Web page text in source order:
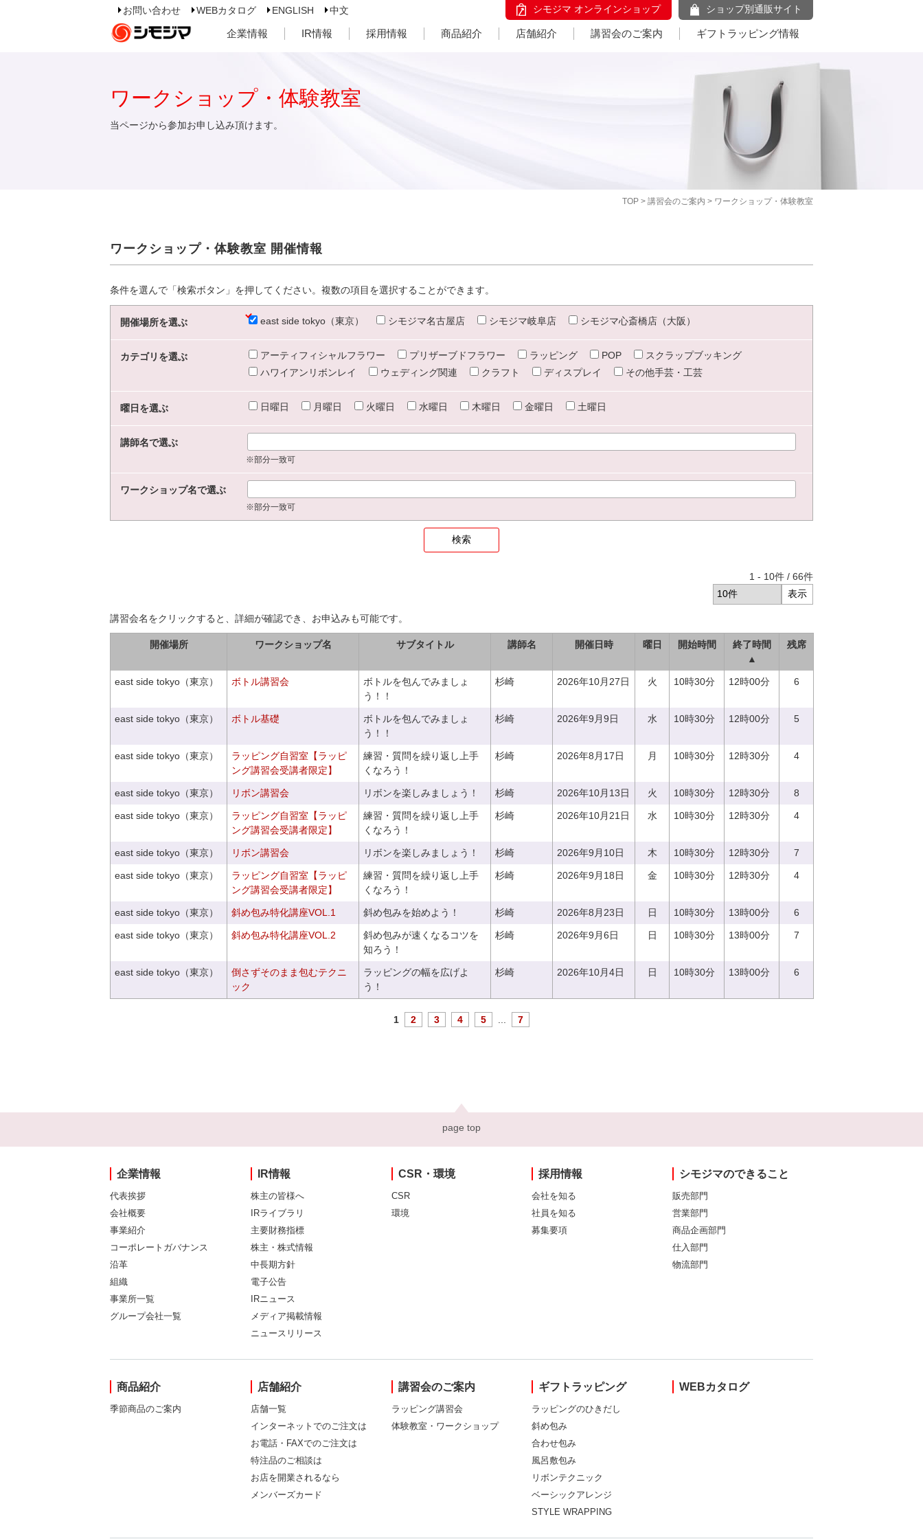
お問い合わせ WEBカタログ ENGLISH 中文 シモジマ オンラインショップ ショップ別通販サイト
企業情報 IR情報 採用情報 商品紹介 店舗紹介 講習会のご案内 ギフトラッピング情報
TOP > 講習会のご案内 > ワークショップ・体験教室
ワークショップ・体験教室
当ページから参加お申し込み頂けます。
ワークショップ・体験教室 開催情報
条件を選んで「検索ボタン」を押してください。複数の項目を選択することができます。
開催場所を選ぶ east side tokyo（東京） シモジマ名古屋店 シモジマ岐阜店 シモジマ心斎橋店（大阪）
カテゴリを選ぶ アーティフィシャルフラワー プリザーブドフラワー ラッピング POP
スクラップブッキング
ハワイアンリボンレイ
ウェディング関連 クラフト ディスプレイ その他手芸・工芸
曜日を選ぶ 日曜日 月曜日 火曜日 水曜日 木曜日 金曜日 土曜日
講師名で選ぶ
※部分一致可
ワークショップ名で選ぶ
※部分一致可
1 - 10件 / 66件
講習会名をクリックすると、詳細が確認でき、お申込みも可能です。
開催場所 ワークショップ名 サブタイトル 講師名 開催日時 曜日 開始時間
終了時間
▲
残席
east side tokyo（東京） ボトル講習会
ボトルを包んでみましょ
う！！
杉崎 2026年10月27日 火 10時30分 12時00分 6
east side tokyo（東京） ボトル基礎
ボトルを包んでみましょ
う！！
杉崎 2026年9月9日 水 10時30分 12時00分 5
east side tokyo（東京）
ラッピング自習室【ラッピ
ング講習会受講者限定】
練習・質問を繰り返し上手
くなろう！
杉崎 2026年8月17日 月 10時30分 12時30分 4
east side tokyo（東京） リボン講習会 リボンを楽しみましょう！ 杉崎 2026年10月13日 火 10時30分 12時30分 8
east side tokyo（東京）
ラッピング自習室【ラッピ
ング講習会受講者限定】
練習・質問を繰り返し上手
くなろう！
杉崎 2026年10月21日 水 10時30分 12時30分 4
east side tokyo（東京） リボン講習会 リボンを楽しみましょう！ 杉崎 2026年9月10日 木 10時30分 12時30分 7
east side tokyo（東京）
ラッピング自習室【ラッピ
ング講習会受講者限定】
練習・質問を繰り返し上手
くなろう！
杉崎 2026年9月18日 金 10時30分 12時30分 4
east side tokyo（東京） 斜め包み特化講座VOL.1 斜め包みを始めよう！ 杉崎 2026年8月23日 日 10時30分 13時00分 6
east side tokyo（東京） 斜め包み特化講座VOL.2
斜め包みが速くなるコツを
知ろう！
杉崎 2026年9月6日 日 10時30分 13時00分 7
east side tokyo（東京）
倒さずそのまま包むテクニ
ック
ラッピングの幅を広げよ
う！
杉崎 2026年10月4日 日 10時30分 13時00分 6
1 2 3 4 5 7
page top
企業情報
代表挨拶
会社概要
事業紹介
コーポレートガバナンス
沿革
組織
事業所一覧
グループ会社一覧
IR情報
株主の皆様へ
IRライブラリ
主要財務指標
株主・株式情報
中長期方針
電子公告
IRニュース
メディア掲載情報
ニュースリリース
CSR・環境
CSR
環境
採用情報
会社を知る
社員を知る
募集要項
シモジマのできること
販売部門
営業部門
商品企画部門
仕入部門
物流部門
商品紹介
季節商品のご案内
店舗紹介
店舗一覧
インターネットでのご注文は
お電話・FAXでのご注文は
特注品のご相談は
お店を開業されるなら
メンバーズカード
講習会のご案内
ラッピング講習会
体験教室・ワークショップ
ギフトラッピング
ラッピングのひきだし
斜め包み
合わせ包み
風呂敷包み
リボンテクニック
ベーシックアレンジ
STYLE WRAPPING
WEBカタログ